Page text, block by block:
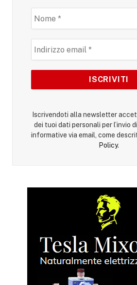
Iscrivendoti alla newsletter
dei tuoi dati personali per l’invio
informative via email, come
Policy.